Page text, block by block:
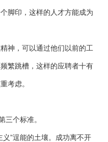
脚印，这样的人才方能成为
神，可以通过他们以前的工
繁跳槽，这样的应聘者十有
考虑。
三个标准。
”逞能的土壤。成功离不开